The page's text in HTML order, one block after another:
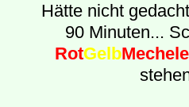
Hätte nicht
90 Minuten...
RotGelb